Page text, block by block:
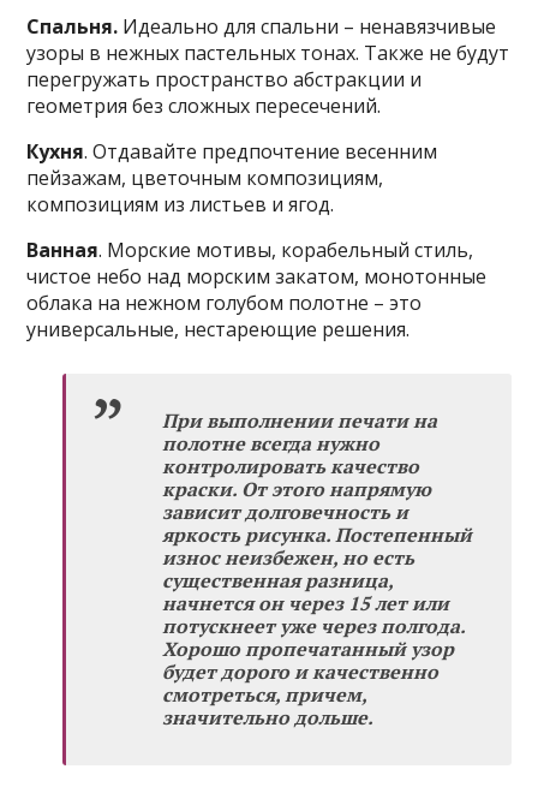
Спальня. Идеально для спальни – ненавязчивые
узоры в нежных пастельных тонах. Также не будут
перегружать пространство абстракции и
геометрия без сложных пересечений.
Кухня. Отдавайте предпочтение весенним
пейзажам, цветочным композициям,
композициям из листьев и ягод.
Ванная. Морские мотивы, корабельный стиль,
чистое небо над морским закатом, монотонные
облака на нежном голубом полотне – это
универсальные, нестареющие решения.
При выполнении печати на
полотне всегда нужно
контролировать качество
краски. От этого напрямую
зависит долговечность и
яркость рисунка. Постепенный
износ неизбежен, но есть
существенная разница,
начнется он через 15 лет или
потускнеет уже через полгода.
Хорошо пропечатанный узор
будет дорого и качественно
смотреться, причем,
значительно дольше.